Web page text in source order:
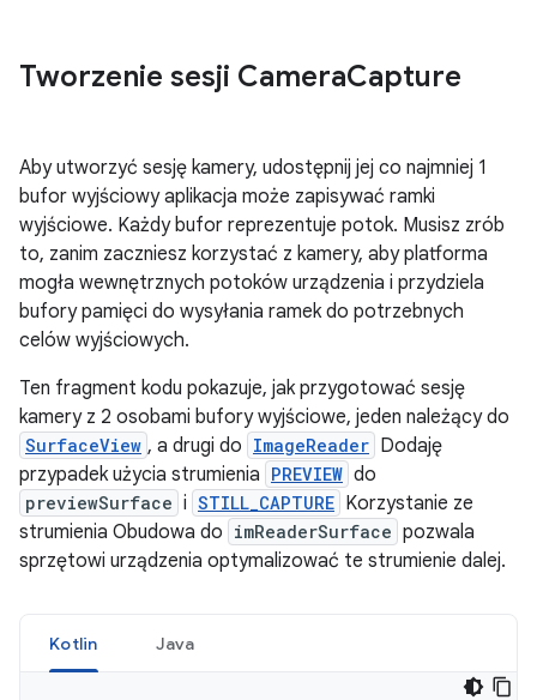
Tworzenie sesji CameraCapture
Aby utworzyć sesję kamery, udostępnij jej co najmniej 1
bufor wyjściowy aplikacja może zapisywać ramki
wyjściowe. Każdy bufor reprezentuje potok. Musisz zrób
to, zanim zaczniesz korzystać z kamery, aby platforma
mogła wewnętrznych potoków urządzenia i przydziela
bufory pamięci do wysyłania ramek do potrzebnych
celów wyjściowych.
Ten fragment kodu pokazuje, jak przygotować sesję
kamery z 2 osobami bufory wyjściowe, jeden należący do
SurfaceView , a drugi do ImageReader Dodaję
przypadek użycia strumienia PREVIEW do
previewSurface i STILL_CAPTURE Korzystanie ze
strumienia Obudowa do imReaderSurface pozwala
sprzętowi urządzenia optymalizować te strumienie dalej.
Kotlin Java